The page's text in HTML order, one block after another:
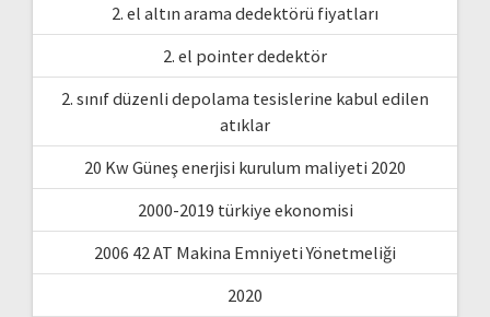
2. el altın arama dedektörü fiyatları
2. el pointer dedektör
2. sınıf düzenli depolama tesislerine kabul edilen
atıklar
20 Kw Güneş enerjisi kurulum maliyeti 2020
2000-2019 türkiye ekonomisi
2006 42 AT Makina Emniyeti Yönetmeliği
2020